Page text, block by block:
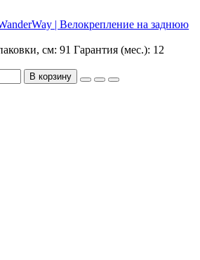
| Велокрепление на заднюю
см: 91 Гарантия (мес.): 12
В корзину